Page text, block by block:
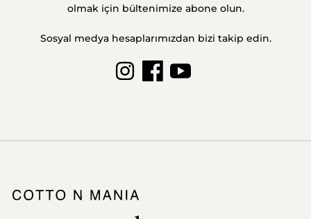
olmak için bültenimize abone olun.
Sosyal medya hesaplarımızdan bizi takip edin.